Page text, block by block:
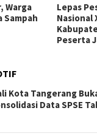
Warga
Sampah
Lepas
Nasional
Peserta
Kota Tangerang
Data SPSE